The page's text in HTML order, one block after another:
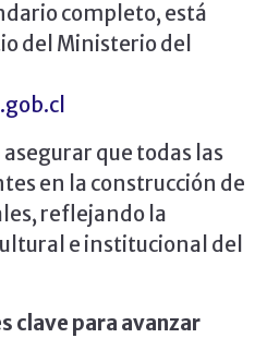
completo, está
del Ministerio del
asegurar que todas las
en la construcción de
reflejando la
e institucional del
clave para avanzar